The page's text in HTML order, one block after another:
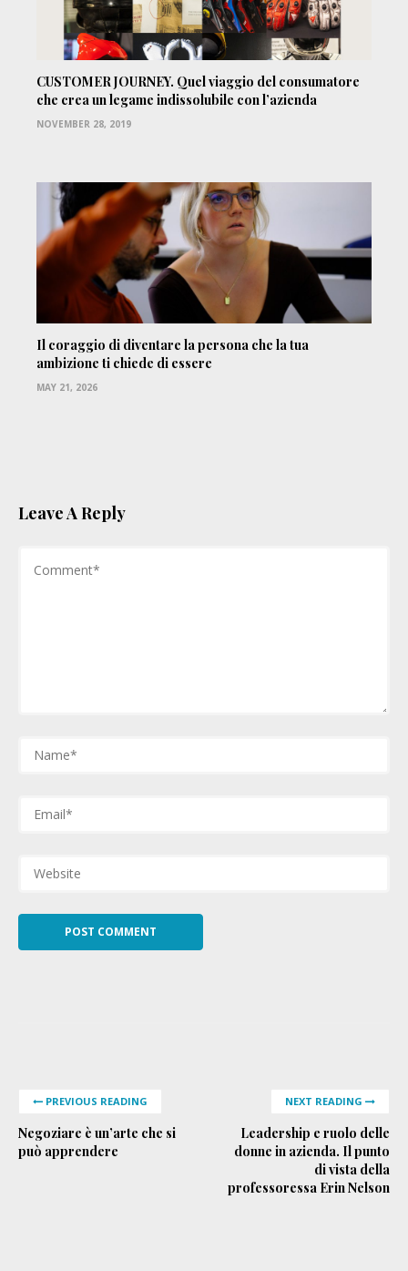
CUSTOMER JOURNEY. Quel viaggio del consumatore
che crea un legame indissolubile con l’azienda
NOVEMBER 28, 2019
Il coraggio di diventare la persona che la tua
ambizione ti chiede di essere
MAY 21, 2026
Leave A Reply
PREVIOUS READING
Negoziare è un’arte che si
può apprendere
NEXT READING
Leadership e ruolo delle
donne in azienda. Il punto
di vista della
professoressa Erin Nelson